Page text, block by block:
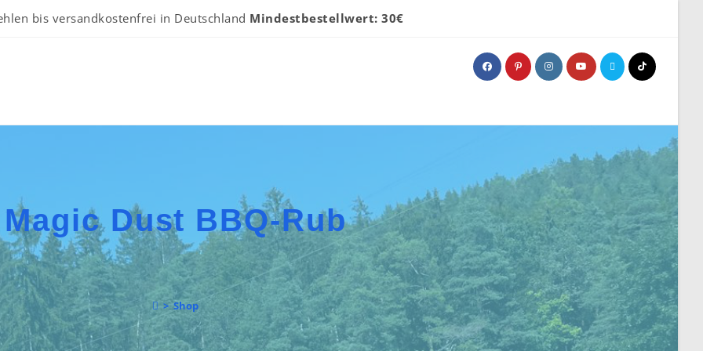
bis versandkostenfrei in Deutschland Mindestbestellwert: 30€
Magic Dust BBQ-Rub
> Shop